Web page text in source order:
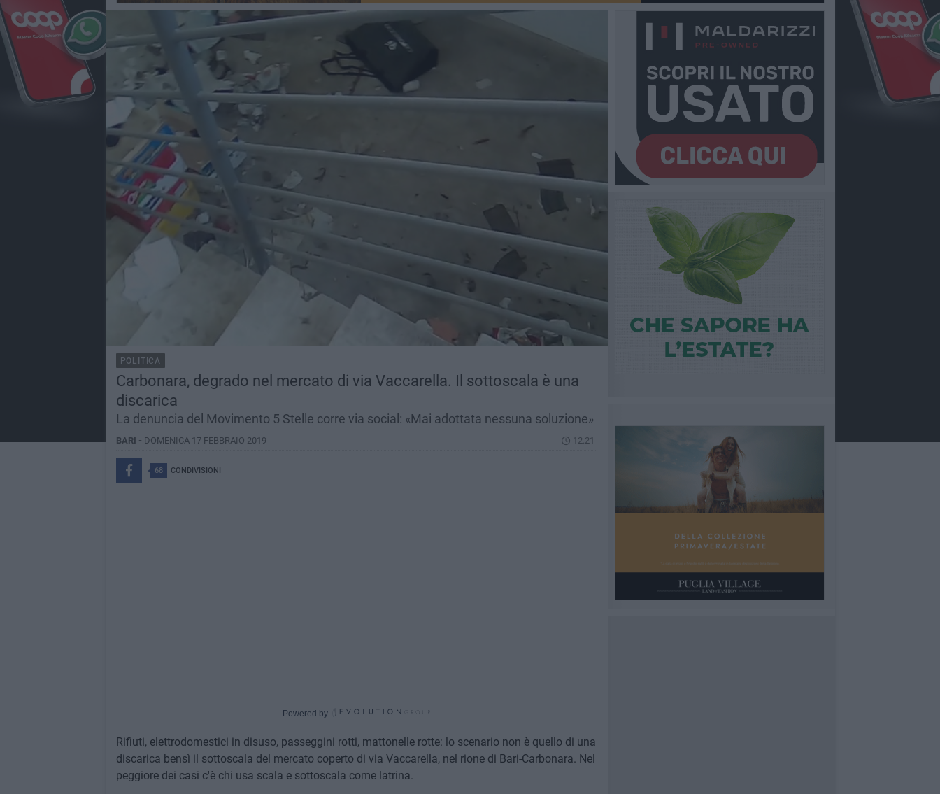
POLITICA
Carbonara, degrado nel mercato di via Vaccarella. Il sottoscala è una
discarica
La denuncia del Movimento 5 Stelle corre via social: «Mai adottata nessuna soluzione»
BARI - DOMENICA 17 FEBBRAIO 2019 12.21
68 CONDIVISIONI
Powered by
Rifiuti, elettrodomestici in disuso, passeggini rotti, mattonelle rotte: lo scenario non è quello di una
discarica bensì il sottoscala del mercato coperto di via Vaccarella, nel rione di Bari-Carbonara. Nel
peggiore dei casi c'è chi usa scala e sottoscala come latrina.